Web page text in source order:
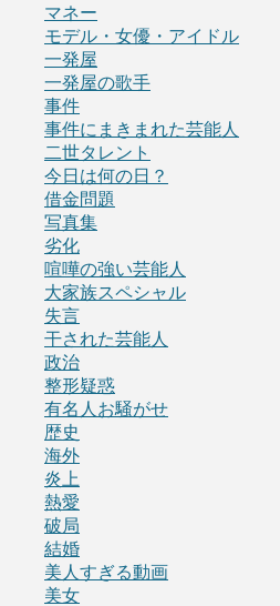
マネー
モデル・女優・アイドル
一発屋
一発屋の歌手
事件
事件にまきまれた芸能人
二世タレント
今日は何の日？
借金問題
写真集
劣化
喧嘩の強い芸能人
大家族スペシャル
失言
干された芸能人
政治
整形疑惑
有名人お騒がせ
歴史
海外
炎上
熱愛
破局
結婚
美人すぎる動画
美女